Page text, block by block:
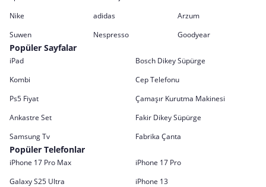
Nike
adidas
Arzum
Suwen
Nespresso Goodyear
Popüler Sayfalar
iPad
Bosch Dikey Süpürge
Kombi
Cep Telefonu
Ps5 Fiyat
Çamaşır Kurutma Makinesi
Ankastre Set
Fakir Dikey Süpürge
Samsung Tv
Fabrika Çanta
Popüler Telefonlar
iPhone 17 Pro Max
iPhone 17 Pro
Galaxy S25 Ultra
iPhone 13